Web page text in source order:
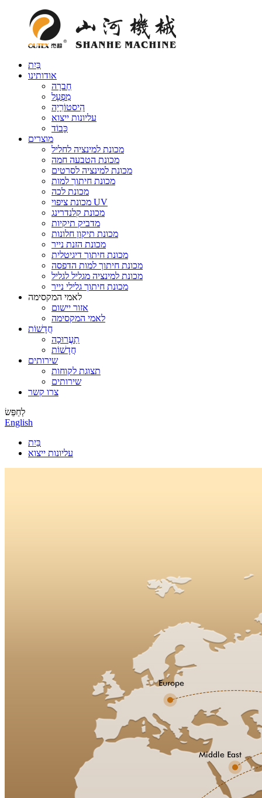
בַּיִת
אודותינו
חֶברָה
מִפְעָל
הִיסטוֹרִיָה
עליונות ייצוא
כָּבוֹד
מוצרים
מכונת למינציה לחליל
מכונת הטבעה חמה
מכונת למינציה לסרטים
מכונת חיתוך למות
מכונת לכה
מכונת ציפוי UV
מכונת קלנדרינג
מדביק תיקיות
מכונת תיקון חלונות
מכונת הזנת נייר
מכונת חיתוך דיגיטלית
מכונת חיתוך למות הדפסה
מכונת למינציה מגליל לגליל
מכונת חיתוך גלילי נייר
לאמי המקסימה
אזור יישום
לאמי המקסימה
חֲדָשׁוֹת
תַעֲרוּכָה
חֲדָשׁוֹת
שירותים
תצוגת לקוחות
שירותים
צרו קשר
לְחַפֵּשׂ
English
בַּיִת
עליונות ייצוא